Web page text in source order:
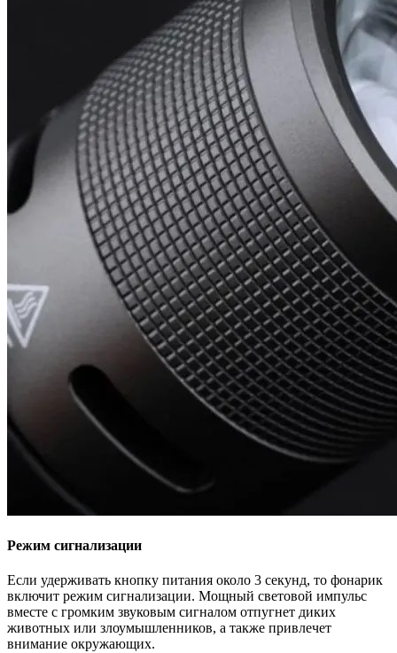
Режим сигнализации
Если удерживать кнопку питания около 3 секунд, то фонарик
включит режим сигнализации. Мощный световой импульс
вместе с громким звуковым сигналом отпугнет диких
животных или злоумышленников, а также привлечет
внимание окружающих.